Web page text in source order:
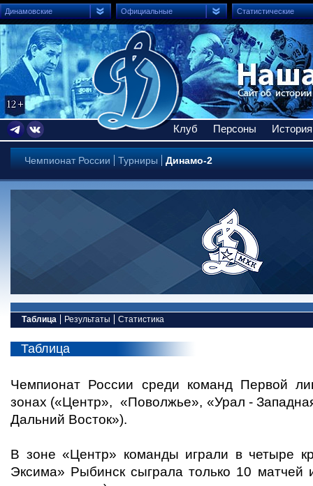
Динамовские Официальные Статистические
Клуб Персоны История
Чемпионат России Турниры Динамо-2
Таблица
Таблица
Чемпионат России среди команд Первой
зонах («Центр», «Поволжье», «Урал -
Дальний Восток»).
В зоне «Центр» команды играли в четыре
Эксима» Рыбинск сыграла только 10 матчей
Результаты Статистика